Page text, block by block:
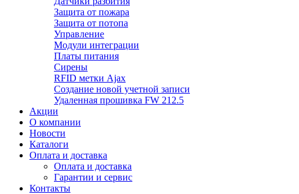
Защита от пожара
Защита от потопа
Управление
Модули интеграции
Платы питания
Сирены
RFID метки Ajax
Создание новой учетной записи
Удаленная прошивка FW 212.5
Акции
О компании
Новости
Каталоги
Оплата и доставка
Оплата и доставка
Гарантии и сервис
Контакты